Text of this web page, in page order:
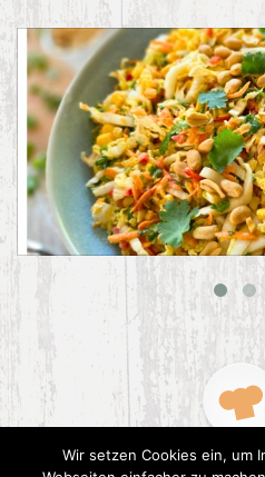
Asiatischer
Wir setzen Cookies ein, um